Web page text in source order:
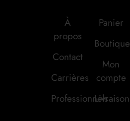
À
propos
Contact
Carrières
Professionnels
Panier
Boutique
Mon
compte
Livraison